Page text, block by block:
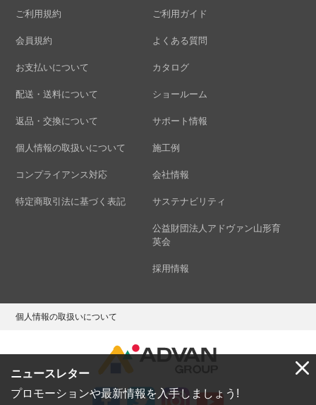
ニュースレター
プロモーションや最新情報を入手しましょう!
ご利用規約
会員規約
お支払いについて
配送・送料について
返品・交換について
個人情報の取扱いについて
コンプライアンス対応
特定商取引法に基づく表記
ご利用ガイド
よくある質問
カタログ
ショールーム
サポート情報
施工例
会社情報
サステナビリティ
公益財団法人アドヴァン山形育
英会
採用情報
個人情報の取扱いについて